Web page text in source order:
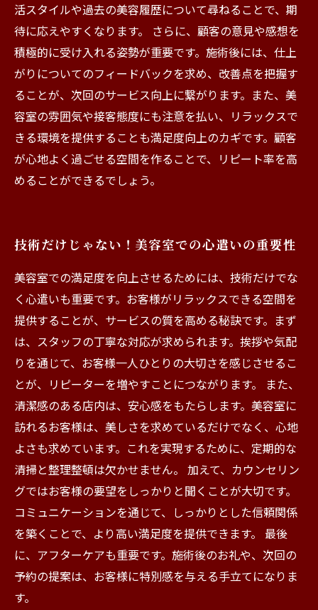
活スタイルや過去の美容履歴について尋ねることで、期
待に応えやすくなります。 さらに、顧客の意見や感想を
積極的に受け入れる姿勢が重要です。施術後には、仕上
がりについてのフィードバックを求め、改善点を把握す
ることが、次回のサービス向上に繋がります。また、美
容室の雰囲気や接客態度にも注意を払い、リラックスで
きる環境を提供することも満足度向上のカギです。顧客
が心地よく過ごせる空間を作ることで、リピート率を高
めることができるでしょう。
技術だけじゃない！美容室での心遣いの重要性
美容室での満足度を向上させるためには、技術だけでな
く心遣いも重要です。お客様がリラックスできる空間を
提供することが、サービスの質を高める秘訣です。まず
は、スタッフの丁寧な対応が求められます。挨拶や気配
りを通じて、お客様一人ひとりの大切さを感じさせるこ
とが、リピーターを増やすことにつながります。 また、
清潔感のある店内は、安心感をもたらします。美容室に
訪れるお客様は、美しさを求めているだけでなく、心地
よさも求めています。これを実現するために、定期的な
清掃と整理整頓は欠かせません。 加えて、カウンセリン
グではお客様の要望をしっかりと聞くことが大切です。
コミュニケーションを通じて、しっかりとした信頼関係
を築くことで、より高い満足度を提供できます。 最後
に、アフターケアも重要です。施術後のお礼や、次回の
予約の提案は、お客様に特別感を与える手立てになりま
す。